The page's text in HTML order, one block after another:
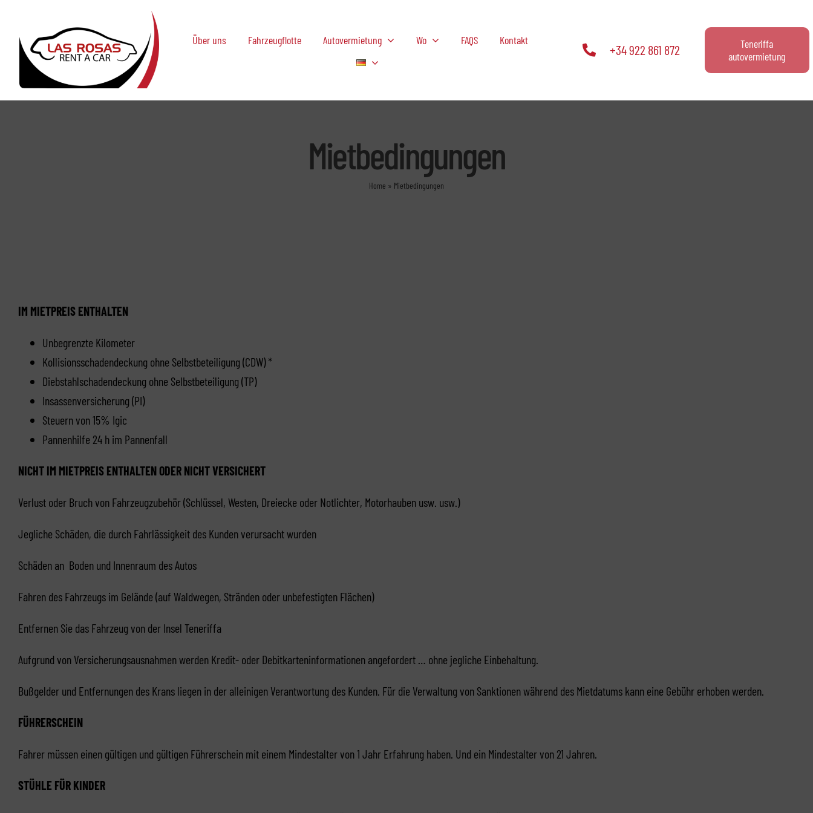
content
Über uns Fahrzeugflotte Autovermietung Wo FAQS Kontakt
+34 922 861 872
Teneriffa
autovermietung
Mietbedingungen
Home » Mietbedingungen
IM MIETPREIS ENTHALTEN
Unbegrenzte Kilometer
Kollisionsschadendeckung ohne Selbstbeteiligung (CDW)*
Diebstahlschadendeckung ohne Selbstbeteiligung (TP)
Insassenversicherung (PI)
Steuern von 15% Igic
Pannenhilfe 24 h im Pannenfall
NICHT IM MIETPREIS ENTHALTEN ODER NICHT VERSICHERT
Verlust oder Bruch von Fahrzeugzubehör (Schlüssel, Westen, Dreiecke oder Notlichter, Motorhauben usw. usw.)
Jegliche Schäden, die durch Fahrlässigkeit des Kunden verursacht wurden
Schäden an Boden und Innenraum des Autos
Fahren des Fahrzeugs im Gelände (auf Waldwegen, Stränden oder unbefestigten Flächen)
Entfernen Sie das Fahrzeug von der Insel Teneriffa
Aufgrund von Versicherungsausnahmen werden Kredit- oder Debitkarteninformationen angefordert … ohne jegliche Einbehaltung.
Bußgelder und Entfernungen des Krans liegen in der alleinigen Verantwortung des Kunden. Für die Verwaltung von Sanktionen während des Mietdatums kann eine Gebühr erhoben werden.
FÜHRERSCHEIN
Fahrer müssen einen gültigen und gültigen Führerschein mit einem Mindestalter von 1 Jahr Erfahrung haben. Und ein Mindestalter von 21 Jahren.
STÜHLE FÜR KINDER